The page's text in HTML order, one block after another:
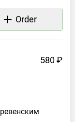
Order
580 ₽